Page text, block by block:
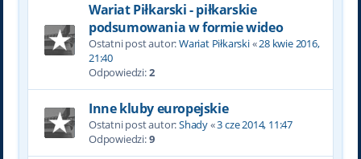
Wariat Piłkarski - piłkarskie
podsumowania w formie wideo
Ostatni post autor:Wariat Piłkarski«28 kwie 2016,
21:40
Odpowiedzi:2
Inne kluby europejskie
Ostatni post autor:Shady«3 cze 2014, 11:47
Odpowiedzi:9